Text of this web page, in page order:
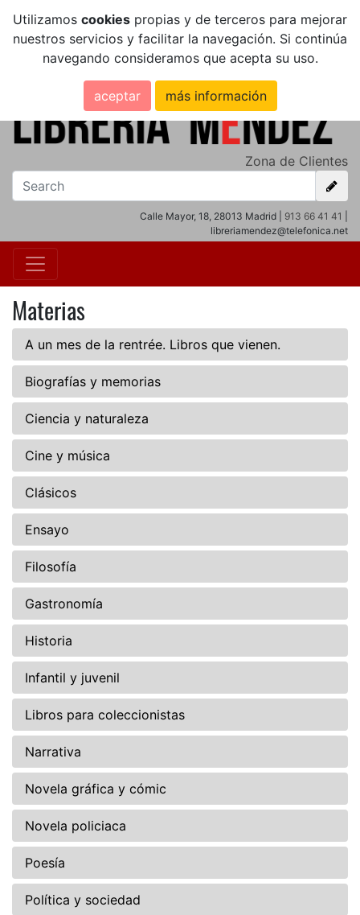
Utilizamos cookies propias y de terceros para mejorar
nuestros servicios y facilitar la navegación. Si continúa
navegando consideramos que acepta su uso.
aceptar más información
Zona de Clientes
Calle Mayor, 18, 28013 Madrid | 913 66 41 41
libreriamendez@telefonica.net
Materias
A un mes de la rentrée. Libros que vienen.
Biografías y memorias
Ciencia y naturaleza
Cine y música
Clásicos
Ensayo
Filosofía
Gastronomía
Historia
Infantil y juvenil
Libros para coleccionistas
Narrativa
Novela gráfica y cómic
Novela policiaca
Poesía
Política y sociedad